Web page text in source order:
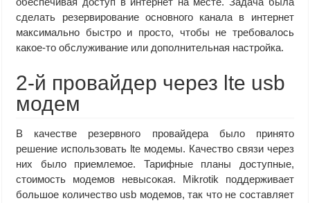
сделать резервирование основного канала в интернет
максимально быстро и просто, чтобы не требовалось
какое-то обслуживание или дополнительная настройка.
2-й провайдер через lte usb
модем
В качестве резервного провайдера было принято
решение использовать lte модемы. Качество связи через
них было приемлемое. Тарифные планы доступные,
стоимость модемов невысокая. Mikrotik поддерживает
большое количество usb модемов, так что не составляет